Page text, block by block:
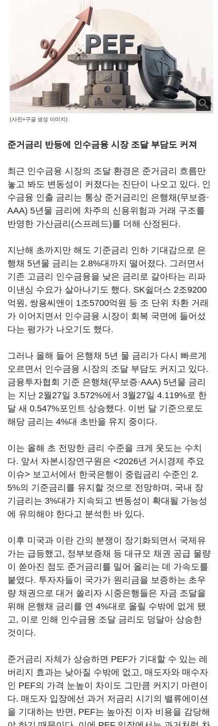
(사진=구글 생성 이미지)
준거금리 반등에 인수금융 시장 조달 부담도 커져
최근 인수금융 시장의 조달 환경은 준거금리 흐름만
놓고 봐도 변동성이 커졌다는 진단이 나오고 있다. 인
수금융 인출 금리는 통상 준거금리인 은행채(무보증·
AAA) 5년물 금리에 차주의 신용위험과 거래 구조를
반영한 가산금리(스프레드)를 더해 산정된다.
지난해 초까지만 해도 기준금리 인하 기대감으로 은
행채 5년물 금리는 2.8%대까지 떨어졌다. 그러면서
기존 고금리 인수금융을 낮은 금리로 갈아타는 리파
이낸싱 수요가 살아나기도 했다. SK쉴더스 2조9200
억원, 쌍용씨앤이 1조5700억원 등 조 단위 차환 거래
가 이어지면서 인수금융 시장이 회복 국면에 들어섰
다는 평가가 나오기도 했다.
그러나 올해 들어 은행채 5년 물 금리가 다시 빠르게
오르면서 인수금융 시장의 조달 부담도 커지고 있다.
금융투자협회 기준 은행채(무보증·AAA) 5년물 금리
는 지난 2월27일 3.572%에서 3월27일 4.119%로 한
달 새 0.547%포인트 상승했다. 이번 달 기준으로도
해당 금리는 4%대 초반을 유지 중이다.
이는 올해 초 전망한 금리 수준을 크게 웃도는 수치
다. 앞서 자본시장연구원은 <2026년 거시경제 주요
이슈> 보고서에서 한국은행이 중립금리 수준인 2.
5%의 기준금리를 유지할 것으로 전망하며, 국내 장
기금리는 3%대가 지속되고 변동성이 확대될 가능성
에 유의해야 한다고 분석한 바 있다.
이후 미국과 이란 간의 분쟁이 장기화되면서 국제유
가는 급등했고, 정부보증채 등 대규모 채권 공급 물량
이 쏟아진 점도 준거금리를 밀어 올리는 데 가속도를
붙였다. 투자자들이 국가가 원리금을 보증하는 초우
량 채권으로 대거 쏠리자 시중은행들은 자금 조달을
위해 은행채 금리를 연 4%대로 올릴 수밖에 없게 됐
고, 이로 인해 인수금융 조달 금리도 덩달아 상승한
것이다.
준거금리 자체가 상승하면 PEF가 기대할 수 있는 레
버리지 효과는 낮아질 수밖에 없고, 매도자와 매수자
인 PEF의 가격 눈높이 차이도 그만큼 커지기 마련이
다. 매도자 입장에선 과거 저금리 시기의 밸류에이션
을 기대하는 반면, PEF는 높아진 이자 비용을 감당해